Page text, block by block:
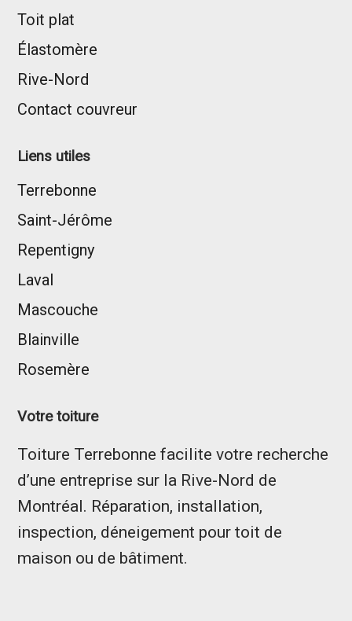
Toit plat
Élastomère
Rive-Nord
Contact couvreur
Liens utiles
Terrebonne
Saint-Jérôme
Repentigny
Laval
Mascouche
Blainville
Rosemère
Votre toiture
Toiture Terrebonne facilite votre recherche
d’une entreprise sur la Rive-Nord de
Montréal. Réparation, installation,
inspection, déneigement pour toit de
maison ou de bâtiment.